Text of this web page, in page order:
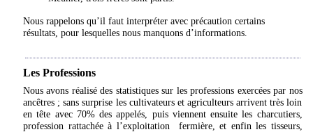
Nous rappelons qu’il faut interpréter avec précaution certains
résultats, pour lesquelles nous manquons d’informations.
Les Professions
Nous avons réalisé des statistiques sur les professions exercées par nos
ancêtres ; sans surprise les cultivateurs et agriculteurs arrivent très loin
en tête avec 70% des appelés, puis viennent ensuite les charcutiers,
profession rattachée à l’exploitation fermière, et enfin les tisseurs,